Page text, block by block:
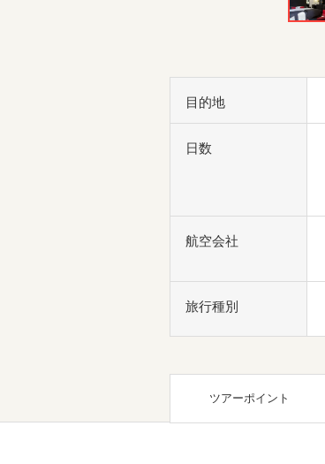
目的地
日数
航空会社
旅行種別
ツアーポイント